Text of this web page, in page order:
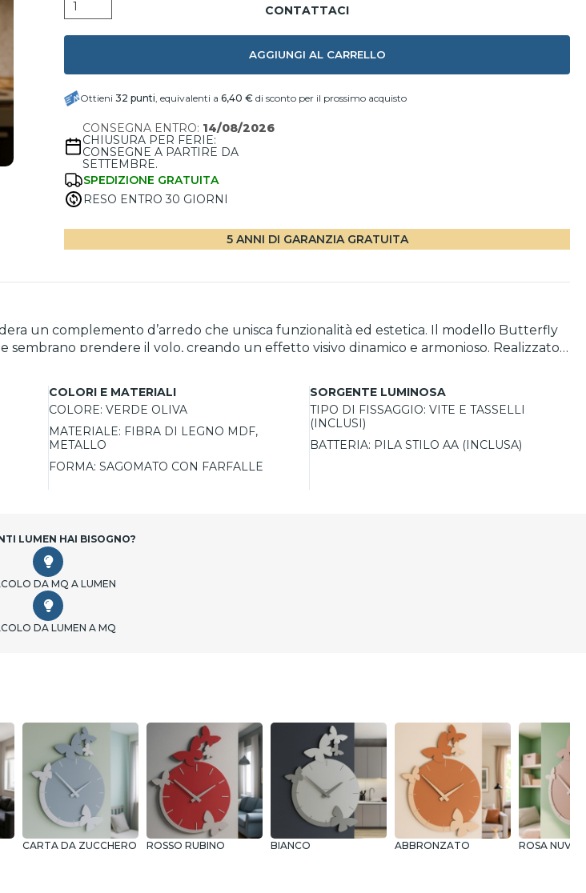
AGGIUNGI AL CARRELLO
Ottieni 32 punti, equivalenti a 6,40 € di sconto per il prossimo acquisto
CONSEGNA ENTRO: 14/08/2026
CHIUSURA PER FERIE:
CONSEGNE A PARTIRE DA
SETTEMBRE.
SPEDIZIONE GRATUITA
RESO ENTRO 30 GIORNI
5 ANNI DI GARANZIA GRATUITA
un complemento d’arredo che unisca funzionalità ed estetica. Il modello Butterfly
prendere il volo, creando un effetto visivo dinamico e armonioso. Realizzato
in qualsiasi ambiente, dalla cucina al soggiorno, donando un tocco di leggerezza
esalta l’eleganza. Il meccanismo di fabbricazione tedesca
realizzato artigianalmente in Italia con elevati standard qualitativi e imballato con cura
un perfetto equilibrio tra modernità e design decorativo.
COLORI E MATERIALI
COLORE: VERDE OLIVA
MATERIALE: FIBRA DI LEGNO MDF,
METALLO
FORMA: SAGOMATO CON FARFALLE
SORGENTE LUMINOSA
TIPO DI FISSAGGIO: VITE E TASSELLI
(INCLUSI)
BATTERIA: PILA STILO AA (INCLUSA)
LUMEN HAI BISOGNO?
DA MQ A LUMEN
DA LUMEN A MQ
CARTA DA ZUCCHERO ROSSO RUBINO BIANCO ABBRONZATO ROSA